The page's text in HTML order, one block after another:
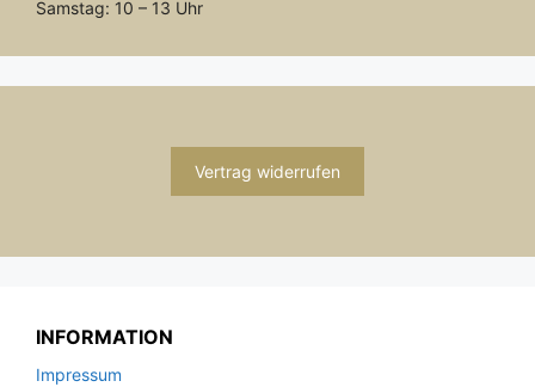
Samstag: 10 – 13 Uhr
Vertrag widerrufen
INFORMATION
Impressum